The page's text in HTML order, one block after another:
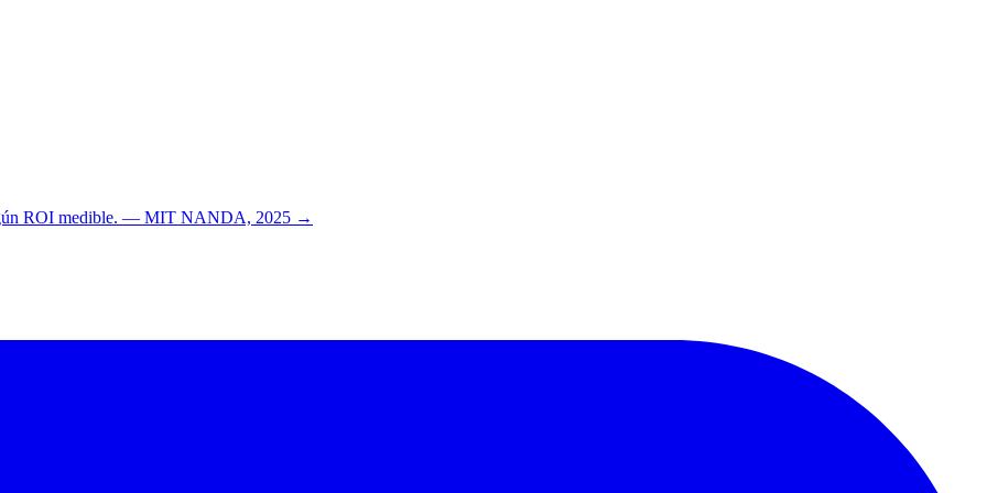
ROI medible. — MIT NANDA, 2025 →